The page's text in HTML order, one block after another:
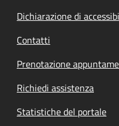
Dichiarazione di
Contatti
Prenotazione
Richiedi assistenza
Statistiche del portale